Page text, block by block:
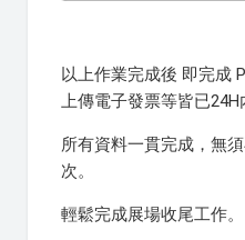
以上作業完成後 即完成
上傳電子發票等皆已24H
所有資料一貫完成，無
次。
輕鬆完成展場收尾工作。